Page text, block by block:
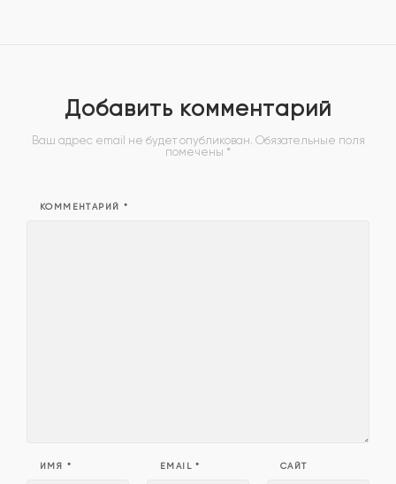
Добавить комментарий
Ваш адрес email не будет опубликован. Обязательные поля
помечены *
КОММЕНТАРИЙ *
ИМЯ * EMAIL* САЙТ